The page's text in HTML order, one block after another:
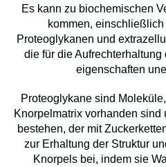
Es kann zu biochemischen
kommen,
Proteoglykanen und
die für die
eigenschaften
Proteoglykane sind
Knorpelmatrix vorhanden
bestehen, der mit
zur Erhaltung der Struktur
Knorpels bei, indem sie